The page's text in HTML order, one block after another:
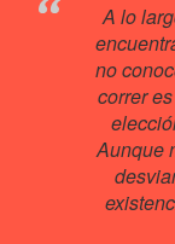
A lo
no
correr
Aunque